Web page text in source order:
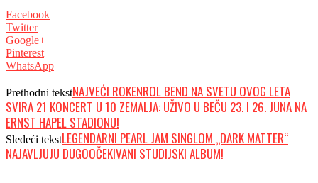
Facebook
Twitter
Google+
Pinterest
WhatsApp
Prethodni tekstNAJVEĆI ROKENROL BEND NA SVETU OVOG LETA
SVIRA 21 KONCERT U 10 ZEMALJA: UŽIVO U BEČU 23. I 26. JUNA NA
ERNST HAPEL STADIONU!
Sledeći tekstLEGENDARNI PEARL JAM SINGLOM „DARK MATTER“
NAJAVLJUJU DUGOOČEKIVANI STUDIJSKI ALBUM!